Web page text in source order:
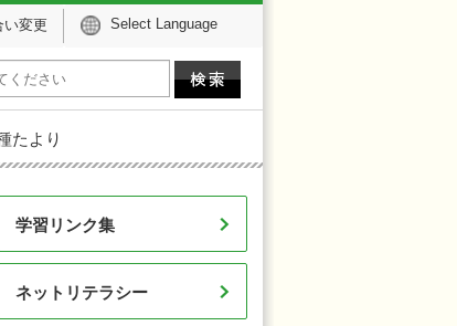
い変更 Select Language
たより
学習リンク集
ネットリテラシー